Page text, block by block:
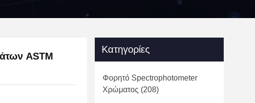
ASTM
Κατηγορίες
Φορητό Spectrophotometer
Χρώματος (208)